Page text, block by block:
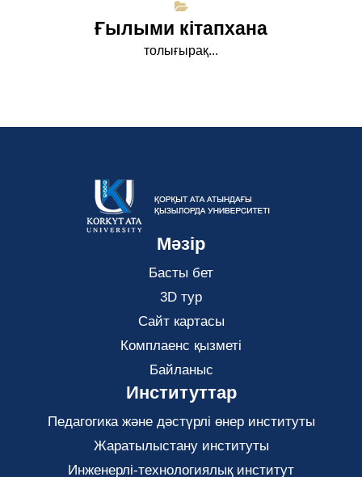
Ғылыми кітапхана
толығырақ...
Мәзір
Басты бет
3D тур
Сайт картасы
Комплаенс қызметі
Байланыс
Институттар
Педагогика және дәстүрлі өнер институты
Жаратылыстану институты
Инженерлі-технологиялық институт